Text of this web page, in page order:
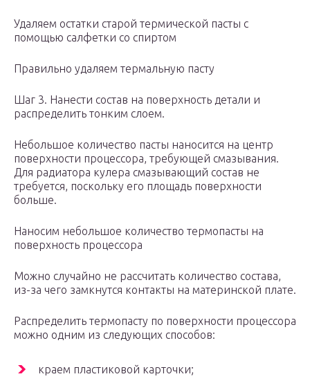
Удаляем остатки старой термической пасты с
помощью салфетки со спиртом
Правильно удаляем термальную пасту
Шаг 3. Нанести состав на поверхность детали и
распределить тонким слоем.
Небольшое количество пасты наносится на центр
поверхности процессора, требующей смазывания.
Для радиатора кулера смазывающий состав не
требуется, поскольку его площадь поверхности
больше.
Наносим небольшое количество термопасты на
поверхность процессора
Можно случайно не рассчитать количество состава,
из-за чего замкнутся контакты на материнской плате.
Распределить термопасту по поверхности процессора
можно одним из следующих способов:
краем пластиковой карточки;